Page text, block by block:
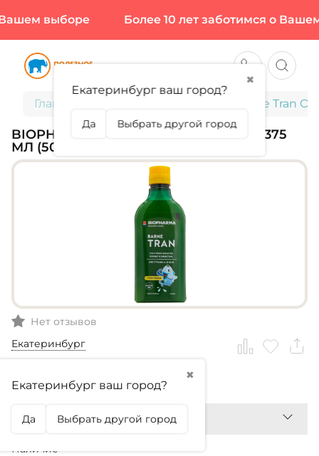
выборе Более 10 лет заботимся о Вашем
Главная Biopharma, Barne Tran
BIOPHARMA, BARNE TRAN OMEGA-3, 375
МЛ (50 ПОРЦИЙ)
Нет отзывов
Екатеринбург
✖
Екатеринбург ваш город?
Да Выбрать другой город
2 799,99₽
Наличие
✖
Екатеринбург ваш город?
Да Выбрать другой город